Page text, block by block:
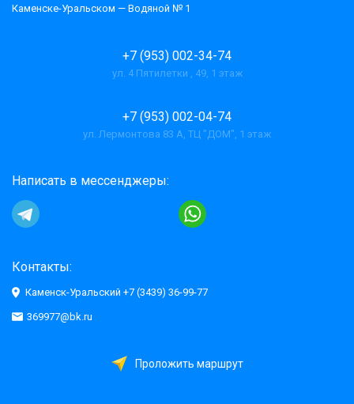
Каменске-Уральском — Водяной № 1
+7 (953) 002-34-74
ул. 4 Пятилетки , 49, 1 этаж
+7 (953) 002-04-74
ул. Лермонтова 83 А, ТЦ "ДОМ", 1 этаж
Написать в мессенджеры:
Контакты:
Каменск-Уральский +7 (3439) 36-99-77
369977@bk.ru
Проложить маршрут